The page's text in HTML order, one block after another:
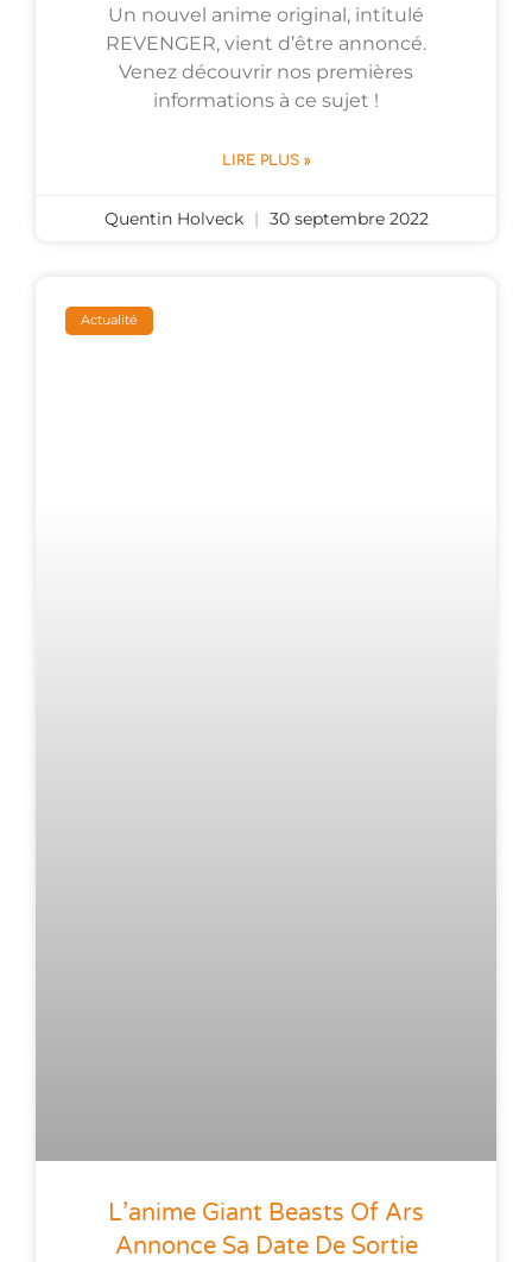
Un nouvel anime original, intitulé
REVENGER, vient d’être annoncé.
Venez découvrir nos premières
informations à ce sujet !
LIRE PLUS »
Quentin Holveck 30 septembre 2022
Actualité
L’anime Giant Beasts Of Ars
Annonce Sa Date De Sortie